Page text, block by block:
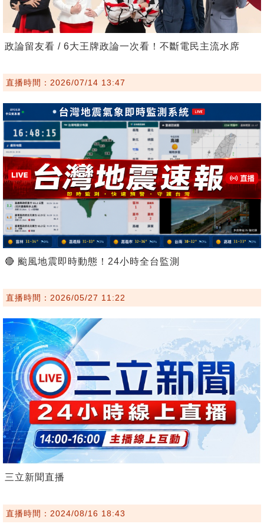
政論留友看 / 6大王牌政論一次看！不斷電民主流水席
直播時間：2026/07/14 13:47
🔴 颱風地震即時動態！24小時全台監測
直播時間：2026/05/27 11:22
三立新聞直播
直播時間：2024/08/16 18:43